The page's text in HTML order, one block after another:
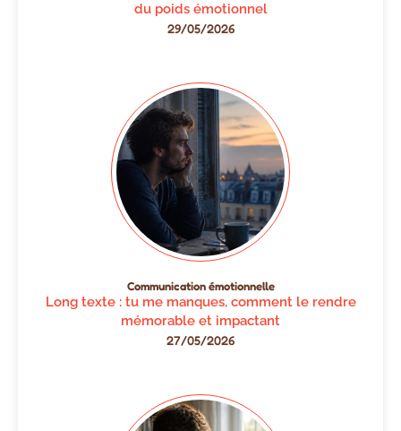
du poids émotionnel
29/05/2026
Communication émotionnelle
Long texte : tu me manques, comment le rendre
mémorable et impactant
27/05/2026